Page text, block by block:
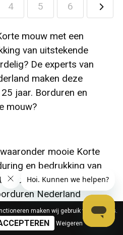
4 5 6
mouw met een
van uitstekende
De experts van
maken deze
jaar. Borduren en
mouw?
mooie Korte
en bedrukking van
en ook voordelig? De
Nederland
meer dan 25 jaar
het borduren en
maken wij gebruik van cookies.
Weigeren